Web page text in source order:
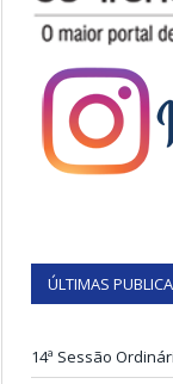
ÚLTIMAS
14ª Sessão